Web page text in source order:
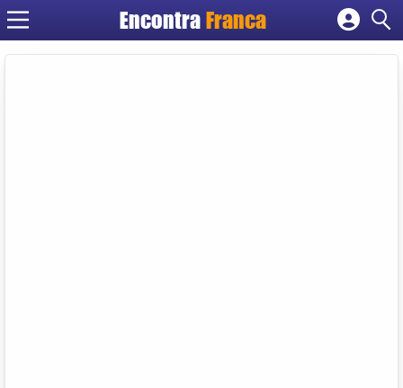
Encontra Franca
Cadastrar empresa